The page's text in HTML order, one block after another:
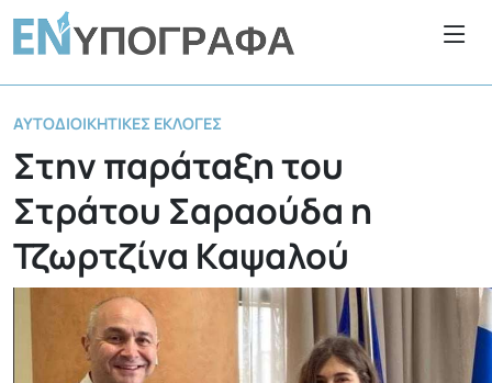
ΑΥΤΟΔΙΟΙΚΗΤΙΚΈΣ ΕΚΛΟΓΈΣ
Στην παράταξη του
Στράτου Σαραούδα η
Τζωρτζίνα Καψαλού